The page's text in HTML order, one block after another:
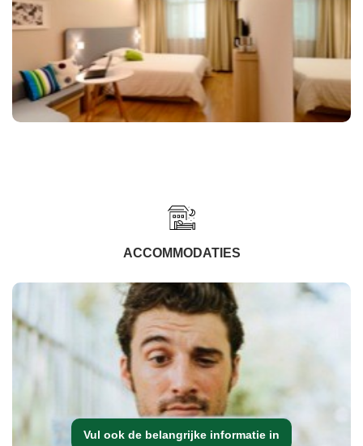
ACCOMMODATIES
Vul ook de belangrijke informatie in